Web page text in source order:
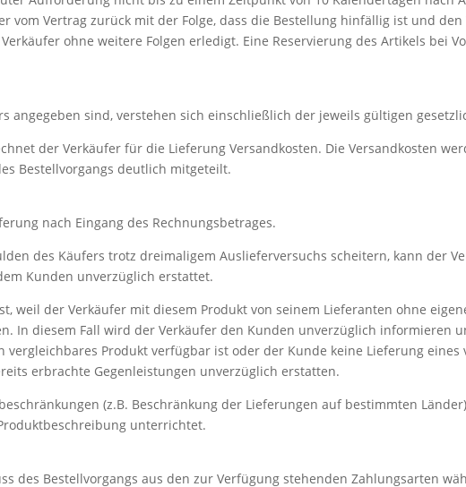
vom Vertrag zurück mit der Folge, dass die Bestellung hinfällig ist und
ohne weitere Folgen erledigt. Eine Reservierung des Artikels bei
angegeben sind, verstehen sich einschließlich der jeweils gültigen
der Verkäufer für die Lieferung Versandkosten. Die Versandkosten
Bestellvorgangs deutlich mitgeteilt.
nach Eingang des Rechnungsbetrages.
des Käufers trotz dreimaligem Auslieferversuchs scheitern, kann der
Kunden unverzüglich erstattet.
weil der Verkäufer mit diesem Produkt von seinem Lieferanten ohne
In diesem Fall wird der Verkäufer den Kunden unverzüglich informieren
vergleichbares Produkt verfügbar ist oder der Kunde keine Lieferung eines
erbrachte Gegenleistungen unverzüglich erstatten.
(z.B. Beschränkung der Lieferungen auf bestimmten
unterrichtet.
des Bestellvorgangs aus den zur Verfügung stehenden Zahlungsarten